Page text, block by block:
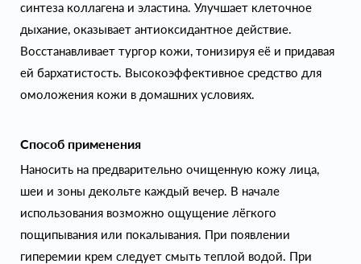
синтеза коллагена и эластина. Улучшает клеточное
дыхание, оказывает антиоксидантное действие.
Восстанавливает тургор кожи, тонизируя её и придавая
ей бархатистость. Высокоэффективное средство для
омоложения кожи в домашних условиях.
Способ применения
Наносить на предварительно очищенную кожу лица,
шеи и зоны декольте каждый вечер. В начале
использования возможно ощущение лёгкого
пощипывания или покалывания. При появлении
гиперемии крем следует смыть теплой водой. При